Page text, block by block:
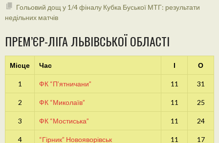
Гольовий дощ у 1/4 фіналу Кубка Буської МТГ: результати
недільних матчів
ПРЕМ’ЄР-ЛІГА ЛЬВІВСЬКОЇ ОБЛАСТІ
Місце Час І О
1 ФК “П’ятничани” 11 31
2 ФК “Миколаїв” 11 25
3 ФК “Мостиська” 11 24
4 “Гірник” Новояворівськ 11 17